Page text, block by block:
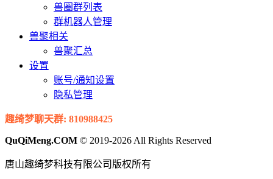
兽圈群列表
群机器人管理
兽聚相关
兽聚汇总
设置
账号/通知设置
隐私管理
趣绮梦聊天群: 810988425
QuQiMeng.COM © 2019-2026 All Rights Reserved
唐山趣绮梦科技有限公司版权所有